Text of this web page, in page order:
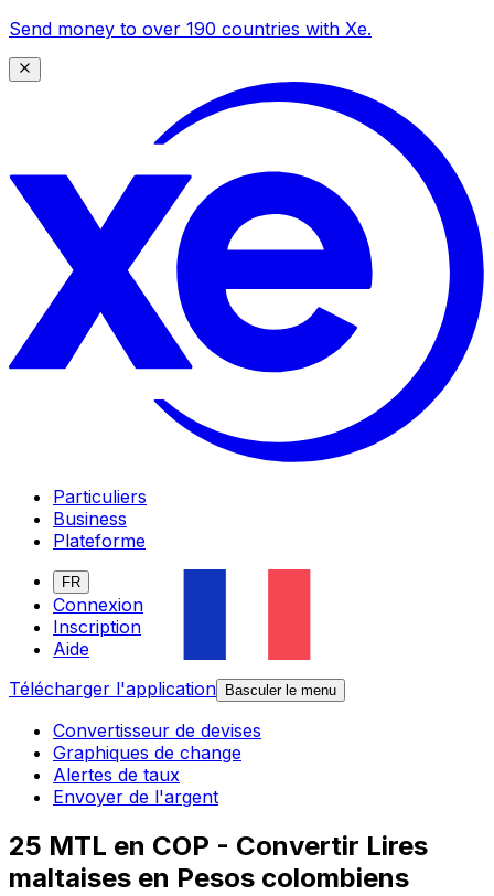
Send money to over 190 countries with Xe.
Particuliers
Business
Plateforme
FR
Connexion
Inscription
Aide
Télécharger l'application
Basculer le menu
Convertisseur de devises
Graphiques de change
Alertes de taux
Envoyer de l'argent
25 MTL en COP - Convertir Lires
maltaises en Pesos colombiens